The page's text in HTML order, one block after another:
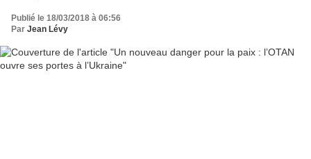
Publié le 18/03/2018 à 06:56
Par Jean Lévy